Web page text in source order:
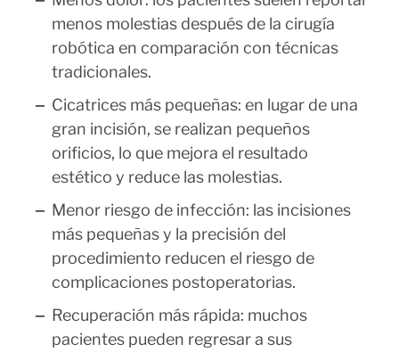
menos molestias después de la cirugía
robótica en comparación con técnicas
tradicionales.
Cicatrices más pequeñas: en lugar de una
gran incisión, se realizan pequeños
orificios, lo que mejora el resultado
estético y reduce las molestias.
Menor riesgo de infección: las incisiones
más pequeñas y la precisión del
procedimiento reducen el riesgo de
complicaciones postoperatorias.
Recuperación más rápida: muchos
pacientes pueden regresar a sus